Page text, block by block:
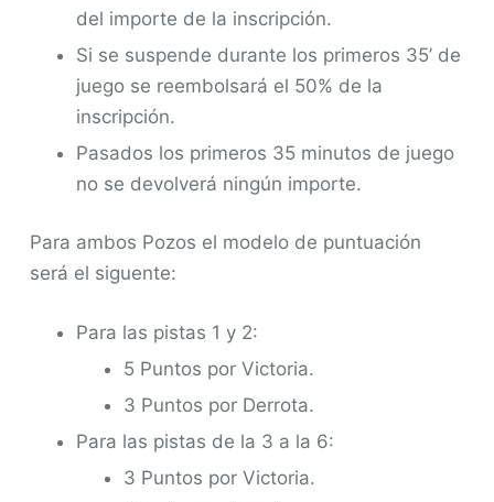
del importe de la inscripción.
Si se suspende durante los primeros 35’ de
juego se reembolsará el 50% de la
inscripción.
Pasados los primeros 35 minutos de juego
no se devolverá ningún importe.
Para ambos Pozos el modelo de puntuación
será el siguente:
Para las pistas 1 y 2:
5 Puntos por Victoria.
3 Puntos por Derrota.
Para las pistas de la 3 a la 6:
3 Puntos por Victoria.